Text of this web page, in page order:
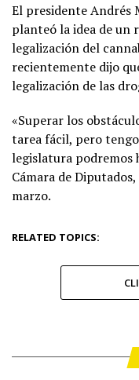
El presidente Andrés
planteó la idea de un
legalización del
recientemente dijo
legalización de las
«Superar los
tarea fácil, pero
legislatura podremos
Cámara de
marzo.
RELATED TOPICS: